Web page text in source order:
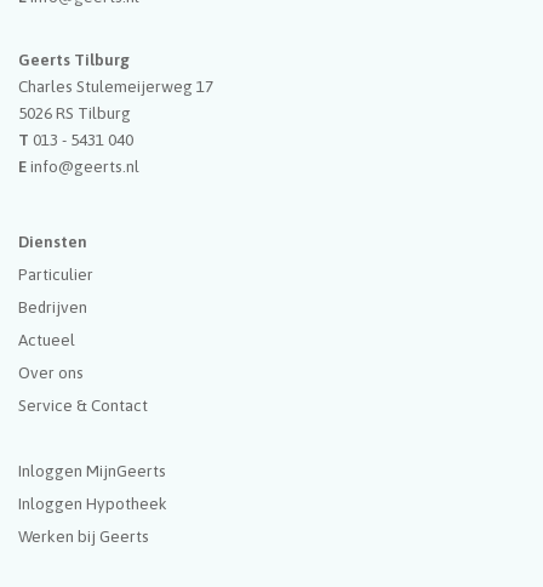
Geerts Tilburg
Charles Stulemeijerweg 17
5026 RS Tilburg
T 013 - 5431 040
Einfo@geerts.nl
Diensten
Particulier
Bedrijven
Actueel
Over ons
Service & Contact
Inloggen MijnGeerts
Inloggen Hypotheek
Werken bij Geerts